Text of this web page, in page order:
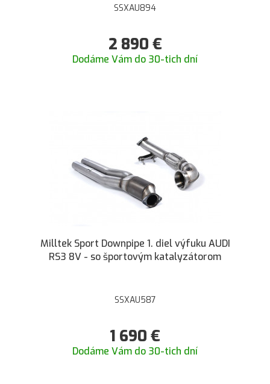
SSXAU894
2 890 €
Dodáme Vám do 30-tich dní
Milltek Sport Downpipe 1. diel výfuku AUDI
RS3 8V - so športovým katalyzátorom
SSXAU587
1 690 €
Dodáme Vám do 30-tich dní